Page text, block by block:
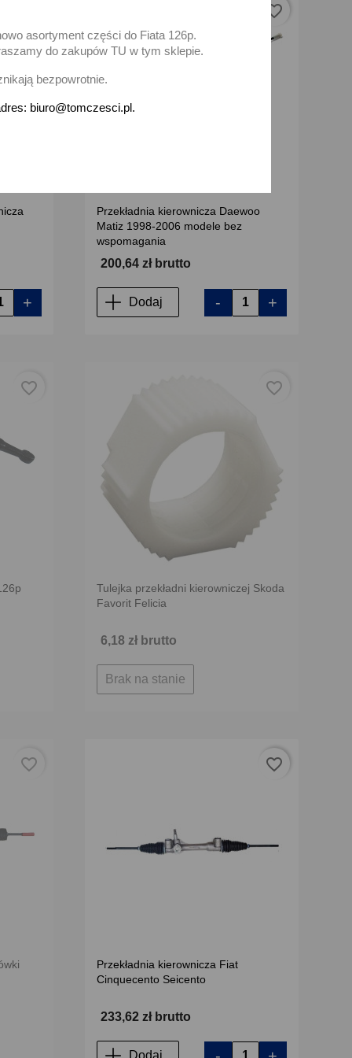
+
Przekładnia kierownicza Daewoo
Matiz 1998-2006 modele bez
wspomagania
200,64 zł brutto
Dodaj - +
favorite_border
favorite_border
Tulejka przekładni kierowniczej Skoda
Favorit Felicia
6,18 zł brutto
Brak na stanie
favorite_border
favorite_border
Przekładnia kierownicza Fiat
Cinquecento Seicento
233,62 zł brutto
Dodaj
favorite_border
asortyment części do Fiata 126p.
do zakupów TU w tym sklepie.
bezpowrotnie.
biuro@tomczesci.pl.